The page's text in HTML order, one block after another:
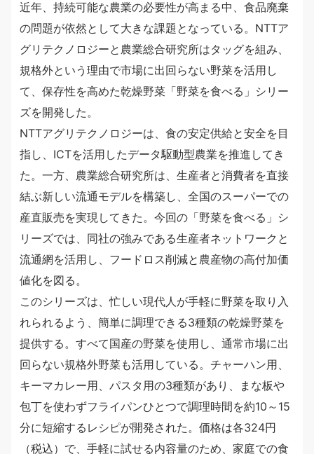
近年、持続可能な農業の必要性が高まる中、食品廃棄
の問題が依然として大きな課題となっている。NTTア
グリテクノロジーと農業総合研究所はタッグを組み、
規格外という理由で市場に出回らない野菜を活用し
て、保存性を高めた乾燥野菜「野菜を食べる」シリー
ズを開発した。
NTTアグリテクノロジーは、食の安定供給と安全を目
指し、ICTを活用したデータ駆動型農業を推進してき
た。一方、農業総合研究所は、生産者と消費者を直接
結ぶ新しい流通モデルを構築し、全国のスーパーでの
産直販売を実現してきた。今回の「野菜を食べる」シ
リーズでは、同社の強みである生産者ネットワークと
流通網を活用し、フードロス削減と農産物の高付加価
値化を図る。
このシリーズは、忙しい現代人が手軽に野菜を取り入
れられるよう、簡単に調理できる3種類の乾燥野菜を
提供する。すべて国産の野菜を使用し、通常市場に出
回らない規格外野菜も活用している。チャーハン用、
キーマカレー用、パスタ用の3種類があり、まな板や
包丁を使わずフライパンひとつで調理時間を約10～15
分に短縮するレシピが開発された。価格は各324円
（税込）で、手軽に試せる内容量のため、家庭での食